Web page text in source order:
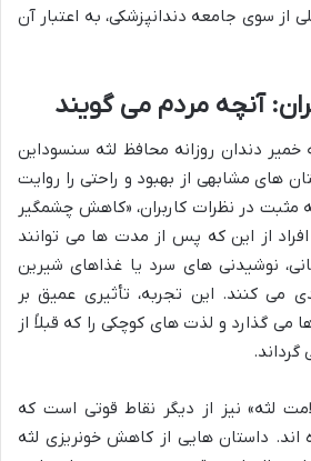
از سوی جامعه دندانپزشکی، به اعتبار آن
آنچه مردم می گویند
خمیر دندان روزانه محافظ لثه سنسوداین
های مشابهی از بهبود و راحتی را روایت
مثبت در نظرات کاربران، «کاهش چشمگیر
از این که پس از مدت ها می توانند
نوشیدنی های سرد یا غذاهای شیرین
می کنند. این تجربه، تأثیری عمیق بر
می گذارد و لذت های کوچکی را که قبلاً از
گرداند.
لثه» نیز از دیگر نقاط قوتی است که
اند. داستان هایی از کاهش خونریزی لثه